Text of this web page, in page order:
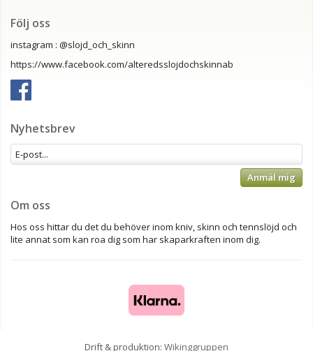
Följ oss
instagram : @slojd_och_skinn
https://www.facebook.com/alteredsslojdochskinnab
Nyhetsbrev
Anmäl mig
Om oss
Hos oss hittar du det du behöver inom kniv, skinn och tennslöjd och
lite annat som kan roa dig som har skaparkraften inom dig.
Drift & produktion: Wikinggruppen